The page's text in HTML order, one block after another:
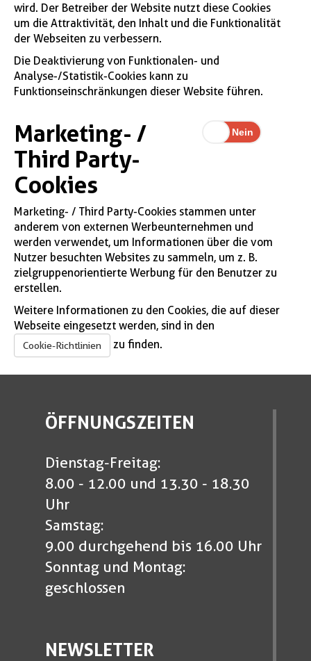
wird. Der Betreiber der Website nutzt diese Cookies
um die Attraktivität, den Inhalt und die Funktionalität
der Webseiten zu verbessern.
Die Deaktivierung von Funktionalen- und
Analyse-/Statistik-Cookies kann zu
Funktionseinschränkungen dieser Website führen.
Marketing- /
Third Party-
Cookies
Marketing- / Third Party-Cookies stammen unter
anderem von externen Werbeunternehmen und
werden verwendet, um Informationen über die vom
Nutzer besuchten Websites zu sammeln, um z. B.
zielgruppenorientierte Werbung für den Benutzer zu
erstellen.
Weitere Informationen zu den Cookies, die auf dieser
Webseite eingesetzt werden, sind in den
Cookie-Richtlinien zu finden.
ÖFFNUNGSZEITEN
Dienstag-Freitag:
8.00 - 12.00 und 13.30 - 18.30
Uhr
Samstag:
9.00 durchgehend bis 16.00 Uhr
Sonntag und Montag:
geschlossen
NEWSLETTER